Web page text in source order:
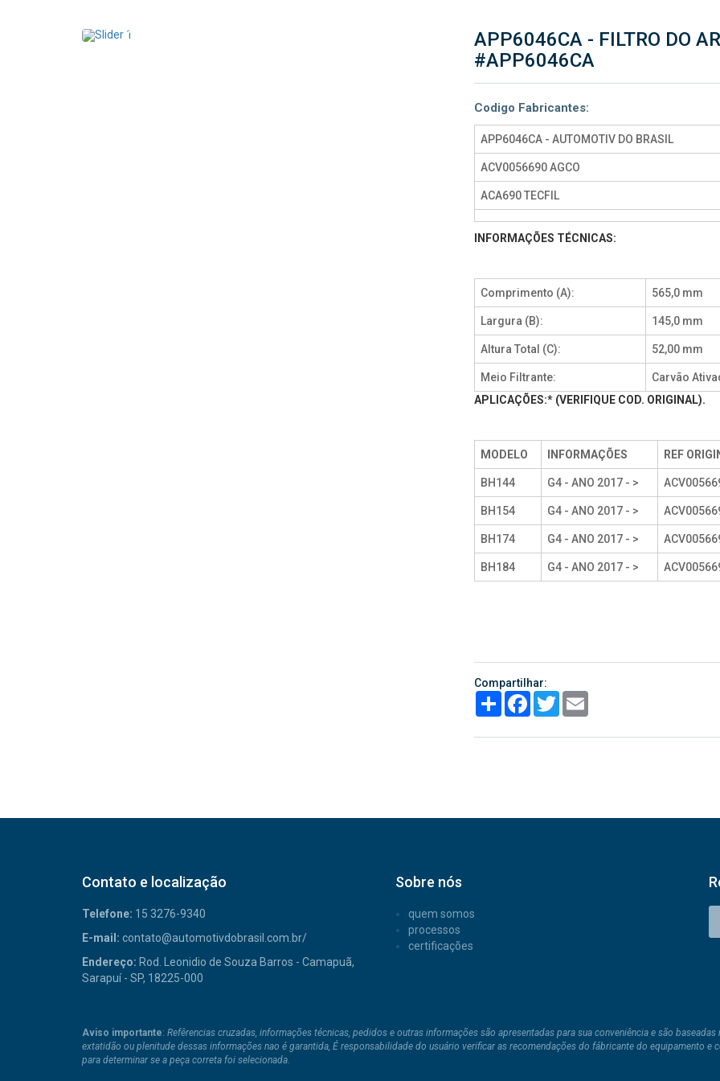
APP6046CA - FILTRO DO
#APP6046CA
Codigo Fabricantes:
APP6046CA - AUTOMOTIV DO BRASIL
ACV0056690 AGCO
ACA690 TECFIL
INFORMAÇÕES TÉCNICAS:
Comprimento (A): 565,0 mm
Largura (B): 145,0 mm
Altura Total (C): 52,00 mm
Meio Filtrante:
Carvão
APLICAÇÕES:* (VERIFIQUE COD. ORIGINAL).
MODELO INFORMAÇÕES REF
BH144 G4 - ANO 2017 - >
BH154 G4 - ANO 2017 - >
BH174 G4 - ANO 2017 - >
BH184 G4 - ANO 2017 - >
Compartilhar:
ShareFacebook
TwitterEmail
Contato e localização
Telefone: 15 3276-9340
E-mail: contato@automotivdobrasil.com.br/
Endereço: Rod. Leonidio de Souza Barros - Camapuã,
Sarapuí - SP, 18225-000
Sobre nós
quem somos
processos
certificações
Aviso importante: Refêrencias cruzadas, informações técnicas, pedidos e outras informações são apresentadas para sua conveniência e são
extatidão ou plenitude dessas informações nao é garantida, É responsabilidade do usuário verificar as recomendações do fábricante do equipamento e
para determinar se a peça correta foi selecionada.